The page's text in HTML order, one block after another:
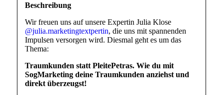
Beschreibung
Wir freuen uns auf unsere Expertin Julia Klose
@julia.marketingtextpertin, die uns mit spannenden
Impulsen versorgen wird. Diesmal geht es um das
Thema:
Traumkunden statt PleitePetras. Wie du mit
SogMarketing deine Traumkunden anziehst und
direkt überzeugst!